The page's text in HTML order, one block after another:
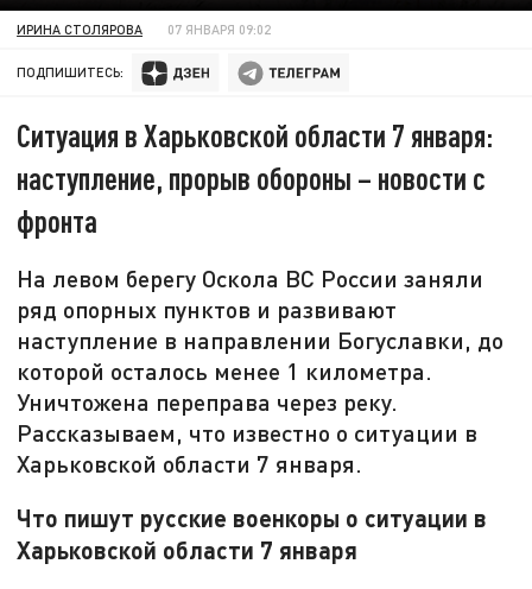
ИРИНА СТОЛЯРОВА 07 ЯНВАРЯ 09:02
ПОДПИШИТЕСЬ:
Ситуация в Харьковской области 7 января:
наступление, прорыв обороны – новости с
фронта
На левом берегу Оскола ВС России заняли
ряд опорных пунктов и развивают
наступление в направлении Богуславки, до
которой осталось менее 1 километра.
Уничтожена переправа через реку.
Рассказываем, что известно о ситуации в
Харьковской области 7 января.
Что пишут русские военкоры о ситуации в
Харьковской области 7 января